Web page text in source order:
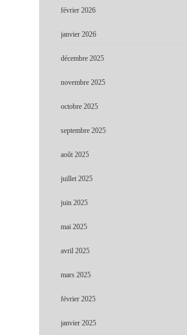
février 2026
janvier 2026
décembre 2025
novembre 2025
octobre 2025
septembre 2025
août 2025
juillet 2025
juin 2025
mai 2025
avril 2025
mars 2025
février 2025
janvier 2025